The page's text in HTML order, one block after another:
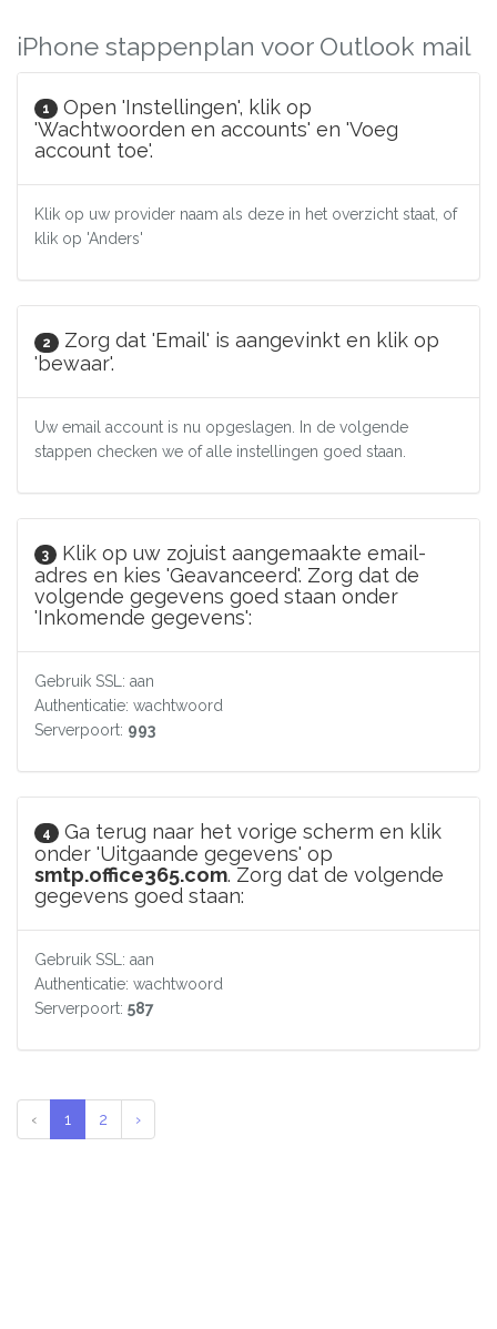
iPhone stappenplan voor Outlook mail
1
Open 'Instellingen', klik op
'Wachtwoorden en accounts' en 'Voeg
account toe'.
Klik op uw provider naam als deze in het overzicht staat, of
klik op 'Anders'
2
Zorg dat 'Email' is aangevinkt en klik op
'bewaar'.
Uw email account is nu opgeslagen. In de volgende
stappen checken we of alle instellingen goed staan.
3
Klik op uw zojuist aangemaakte email-
adres en kies 'Geavanceerd'. Zorg dat de
volgende gegevens goed staan onder
'Inkomende gegevens':
Gebruik SSL: aan
Authenticatie: wachtwoord
Serverpoort: 993
4
Ga terug naar het vorige scherm en klik
onder 'Uitgaande gegevens' op
smtp.office365.com. Zorg dat de volgende
gegevens goed staan:
Gebruik SSL: aan
Authenticatie: wachtwoord
Serverpoort: 587
‹ 1 2 ›